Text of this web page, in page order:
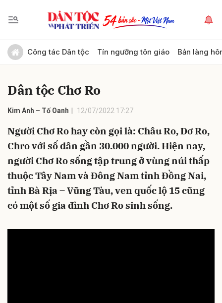
Công tác Dân tộc Tín ngưỡng tôn giáo Bản làng
Dân tộc Chơ Ro
Kim Anh – Tố Oanh 12/07/2022 17:27
Người Chơ Ro hay còn gọi là: Châu Ro, Dơ Ro,
Chro với số dân gần 30.000 người. Hiện nay,
người Chơ Ro sống tập trung ở vùng núi thấp
thuộc Tây Nam và Đông Nam tỉnh Ðồng Nai,
tỉnh Bà Rịa – Vũng Tàu, ven quốc lộ 15 cũng
có một số gia đình Chơ Ro sinh sống.
Gửi bình luận
Hủy Gửi